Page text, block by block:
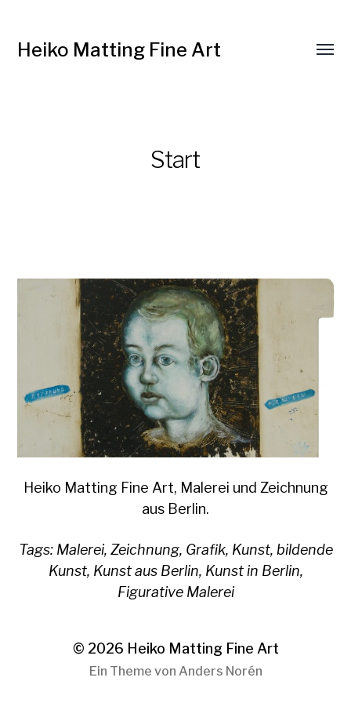
Heiko Matting Fine Art
Menü
Start
Heiko Matting Fine Art, Malerei und Zeichnung
aus Berlin.
Tags: Malerei, Zeichnung, Grafik, Kunst, bildende
Kunst, Kunst aus Berlin, Kunst in Berlin,
Figurative Malerei
© 2026 Heiko Matting Fine Art
Ein Theme von Anders Norén